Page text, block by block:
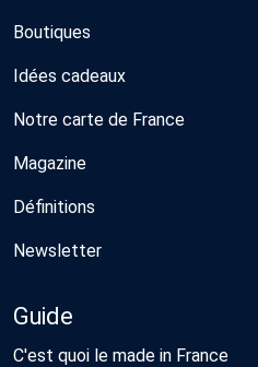
Boutiques
Idées cadeaux
Notre carte de France
Magazine
Définitions
Newsletter
Guide
C'est quoi le made in France